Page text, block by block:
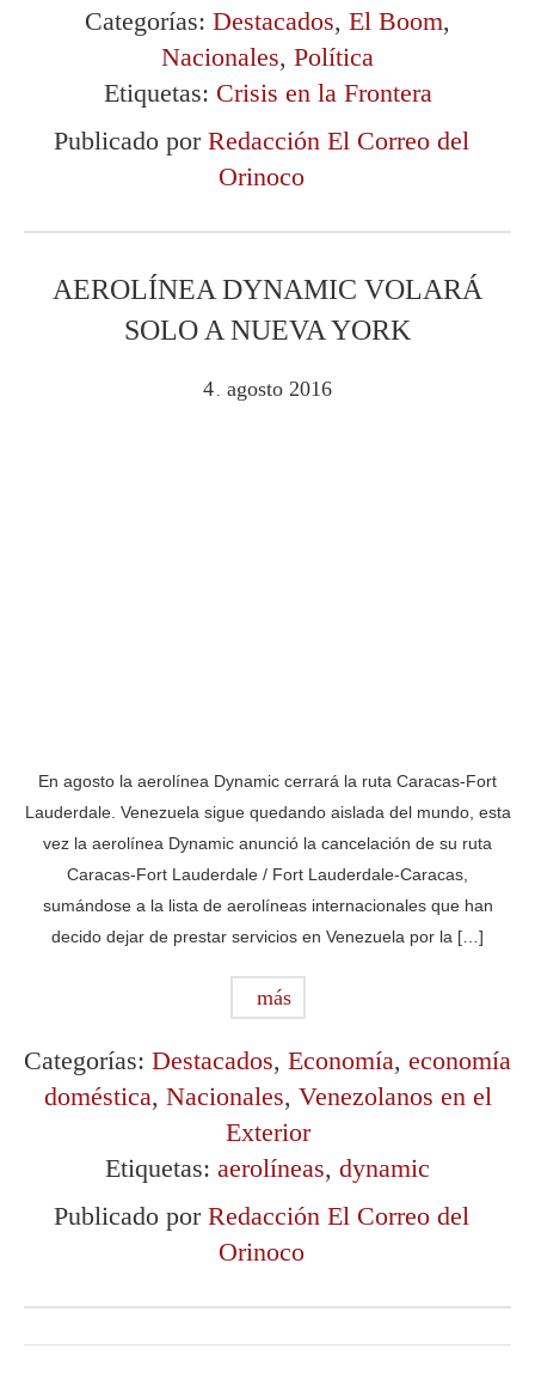
Categorías: Destacados, El Boom,
Nacionales, Política
Etiquetas: Crisis en la Frontera
Publicado por Redacción El Correo del
Orinoco
AEROLÍNEA DYNAMIC VOLARÁ
SOLO A NUEVA YORK
4 agosto 2016
En agosto la aerolínea Dynamic cerrará la ruta Caracas-Fort
Lauderdale. Venezuela sigue quedando aislada del mundo, esta
vez la aerolínea Dynamic anunció la cancelación de su ruta
Caracas-Fort Lauderdale / Fort Lauderdale-Caracas,
sumándose a la lista de aerolíneas internacionales que han
decido dejar de prestar servicios en Venezuela por la […]
más
Categorías: Destacados, Economía, economía
doméstica, Nacionales, Venezolanos en el
Exterior
Etiquetas: aerolíneas, dynamic
Publicado por Redacción El Correo del
Orinoco